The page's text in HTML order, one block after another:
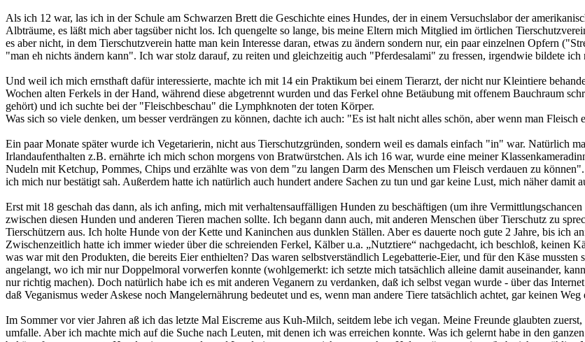
Als ich 12 war, las ich in der Schule am Schwarzen Brett die Geschichte eines Hundes, der in einem Versuchslabor der
Albträume, es läßt mich aber tagsüber nicht los. Ich quengelte so lange, bis meine Eltern mich Mitglied im örtlichen
es aber nicht, in dem Tierschutzverein hatte man kein Interesse daran, etwas zu ändern sondern nur, ein paar einzelnen Opfern
"man eh nichts ändern kann". Ich war stolz darauf, zu reiten und gleichzeitig auch "Pferdesalami" zu fressen, irgendwie bildete
Und weil ich mich ernsthaft dafür interessierte, machte ich mit 14 ein Praktikum bei einem Tierarzt, der nicht nur Kleintiere
Wochen alten Ferkels in der Hand, während diese abgetrennt wurden und das Ferkel ohne Betäubung mit offenem Bauchraum
gehört) und ich suchte bei der "Fleischbeschau" die Lymphknoten der toten Körper.
Was sich so viele denken, um besser verdrängen zu können, dachte ich auch: "Es ist halt nicht alles schön, aber wenn man Fleisch
Ein paar Monate später wurde ich Vegetarierin, nicht aus Tierschutzgründen, sondern weil es damals einfach "in" war. Natürlich
Irlandaufenthalten z.B. ernährte ich mich schon morgens von Bratwürstchen. Als ich 16 war, wurde eine meiner
Nudeln mit Ketchup, Pommes, Chips und erzählte was von dem "zu langen Darm des Menschen um Fleisch verdauen zu
ich mich nur bestätigt sah. Außerdem hatte ich natürlich auch hundert andere Sachen zu tun und gar keine Lust, mich näher damit
Erst mit 18 geschah das dann, als ich anfing, mich mit verhaltensauffälligen Hunden zu beschäftigen (um ihre
zwischen diesen Hunden und anderen Tieren machen sollte. Ich begann dann auch, mit anderen Menschen über Tierschutz zu
Tierschützern aus. Ich holte Hunde von der Kette und Kaninchen aus dunklen Ställen. Aber es dauerte noch gute 2 Jahre, bis ich
Zwischenzeitlich hatte ich immer wieder über die schreienden Ferkel, Kälber u.a. „Nutztiere“ nachgedacht, ich beschloß, keinen
was war mit den Produkten, die bereits Eier enthielten? Das waren selbstverständlich Legebatterie-Eier, und für den Käse
angelangt, wo ich mir nur Doppelmoral vorwerfen konnte (wohlgemerkt: ich setzte mich tatsächlich alleine damit auseinander,
nur richtig machen). Doch natürlich habe ich es mit anderen Veganern zu verdanken, daß ich selbst vegan wurde - über das
daß Veganismus weder Askese noch Mangelernährung bedeutet und es, wenn man andere Tiere tatsächlich achtet, gar keinen
Im Sommer vor vier Jahren aß ich das letzte Mal Eiscreme aus Kuh-Milch, seitdem lebe ich vegan. Meine Freunde glaubten
umfalle. Aber ich machte mich auf die Suche nach Leuten, mit denen ich was erreichen konnte. Was ich gelernt habe in den